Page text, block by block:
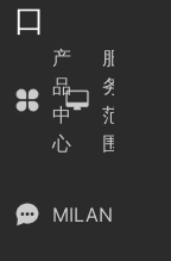
口
产
品
中
心
服
务
范
围
MILAN.COM